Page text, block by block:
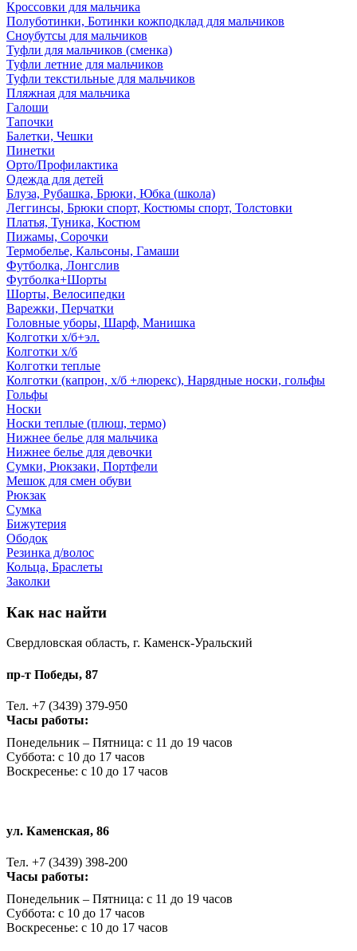
Кроссовки для мальчика
Полуботинки, Ботинки кожподклад для мальчиков
Сноубутсы для мальчиков
Туфли для мальчиков (сменка)
Туфли летние для мальчиков
Туфли текстильные для мальчиков
Пляжная для мальчика
Галоши
Тапочки
Балетки, Чешки
Пинетки
Орто/Профилактика
Одежда для детей
Блуза, Рубашка, Брюки, Юбка (школа)
Леггинсы, Брюки спорт, Костюмы спорт, Толстовки
Платья, Туника, Костюм
Пижамы, Сорочки
Термобелье, Кальсоны, Гамаши
Футболка, Лонгслив
Футболка+Шорты
Шорты, Велосипедки
Варежки, Перчатки
Головные уборы, Шарф, Манишка
Колготки х/б+эл.
Колготки х/б
Колготки теплые
Колготки (капрон, х/б +люрекс), Нарядные носки, гольфы
Гольфы
Носки
Носки теплые (плюш, термо)
Нижнее белье для мальчика
Нижнее белье для девочки
Сумки, Рюкзаки, Портфели
Мешок для смен обуви
Рюкзак
Сумка
Бижутерия
Ободок
Резинка д/волос
Кольца, Браслеты
Заколки
Как нас найти
Свердловская область, г. Каменск-Уральский
пр-т Победы, 87
Тел. +7 (3439) 379-950
Часы работы:
Понедельник – Пятница: с 11 до 19 часов
Суббота: с 10 до 17 часов
Воскресенье: с 10 до 17 часов
ул. Каменская, 86
Тел. +7 (3439) 398-200
Часы работы:
Понедельник – Пятница: с 11 до 19 часов
Суббота: с 10 до 17 часов
Воскресенье: с 10 до 17 часов